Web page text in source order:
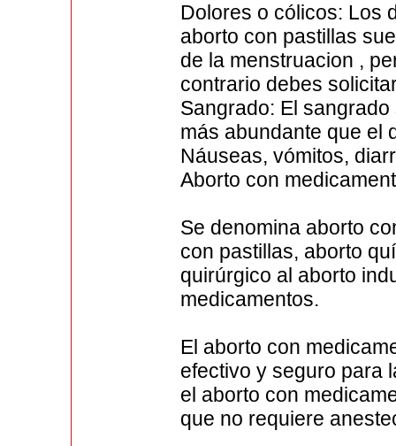
Dolores o cólicos: Los
aborto con pastillas
de la menstruacion ,
contrario debes
Sangrado: El
más abundante que el
Náuseas, vómitos,
Aborto con
Se denomina aborto
con pastillas, aborto
quirúrgico al aborto
medicamentos.
El aborto con
efectivo y seguro para
el aborto con
que no requiere